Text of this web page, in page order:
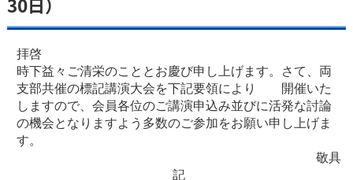
拝啓
時下益々ご清栄のこととお慶び申し上げます。さて、両
支部共催の標記講演大会を下記要領により 開催いた
しますので、会員各位のご講演申込み並びに活発な討論
の機会となりますよう多数のご参加をお願い申し上げま
す。
敬具
記